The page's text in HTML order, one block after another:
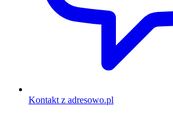
Kontakt z adresowo.pl